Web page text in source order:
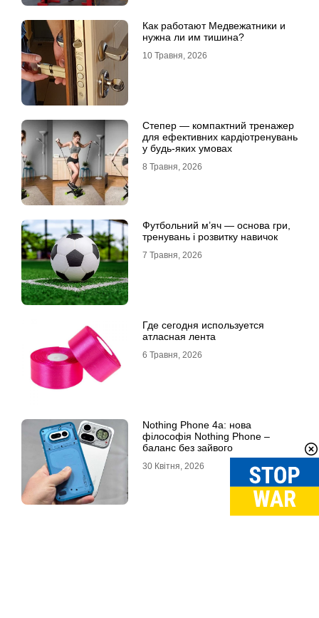
Как работают Медвежатники и
нужна ли им тишина?
10 Травня, 2026
Степер — компактний тренажер
для ефективних кардіотренувань
у будь-яких умовах
8 Травня, 2026
Футбольний м’яч — основа гри,
тренувань і розвитку навичок
7 Травня, 2026
Где сегодня используется
атласная лента
6 Травня, 2026
Nothing Phone 4a: нова
філософія Nothing Phone –
баланс без зайвого
30 Квітня, 2026